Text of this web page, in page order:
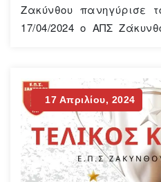
Ζακύνθου πανηγύρισε
17/04/2024 ο ΑΠΣ
Ολυμπιονικών”. Οι
μια back to back
και την περσινή
Αμπελοκήπων,
Παραγουανού…Continue
17 Απριλίου, 2024